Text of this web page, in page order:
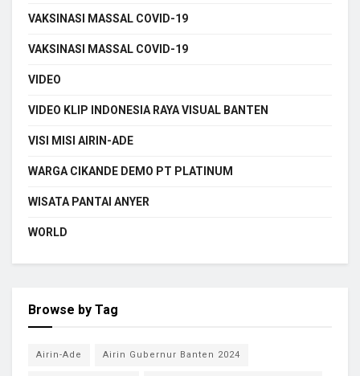
VAKSINASI MASSAL COVID-19
VAKSINASI MASSAL COVID-19
VIDEO
VIDEO KLIP INDONESIA RAYA VISUAL BANTEN
VISI MISI AIRIN-ADE
WARGA CIKANDE DEMO PT PLATINUM
WISATA PANTAI ANYER
WORLD
Browse by Tag
Airin-Ade Airin Gubernur Banten 2024